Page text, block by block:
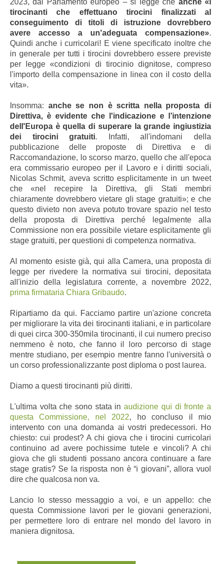
tirocinanti che effettuano tirocini finalizzati al
conseguimento di titoli di istruzione dovrebbero
avere accesso a un'adeguata compensazione».
Quindi anche i curricolari! E viene specificato inoltre che
in generale per tutti i tirocini dovrebbero essere previste
per legge «condizioni di tirocinio dignitose, compreso
l'importo della compensazione in linea con il costo della
vita».
Insomma: anche se non è scritta nella proposta di
Direttiva, è evidente che l'indicazione e l’intenzione
dell'Europa è quella di superare la grande ingiustizia
dei tirocini gratuiti. Infatti, all'indomani della
pubblicazione delle proposte di Direttiva e di
Raccomandazione, lo scorso marzo, quello che all'epoca
era commissario europeo per il Lavoro e i diritti sociali,
Nicolas Schmit, aveva scritto esplicitamente in un tweet
che «nel recepire la Direttiva, gli Stati membri
chiaramente dovrebbero vietare gli stage gratuiti»; e che
questo divieto non aveva potuto trovare spazio nel testo
della proposta di Direttiva perché legalmente alla
Commissione non era possibile vietare esplicitamente gli
stage gratuiti, per questioni di competenza normativa.
Al momento esiste già, qui alla Camera, una proposta di
legge per rivedere la normativa sui tirocini, depositata
all'inizio della legislatura corrente, a novembre 2022,
prima firmataria Chiara Gribaudo.
Ripartiamo da qui. Facciamo partire un'azione concreta
per migliorare la vita dei tirocinanti italiani, e in particolare
di quei circa 300-350mila tirocinanti, il cui numero preciso
nemmeno è noto, che fanno il loro percorso di stage
mentre studiano, per esempio mentre fanno l'università o
un corso professionalizzante post diploma o post laurea.
Diamo a questi tirocinanti più diritti.
L'ultima volta che sono stata inaudizione qui di fronte a
questa Commissione, nel 2022, ho concluso il mio
intervento con una domanda ai vostri predecessori. Ho
chiesto: cui prodest? A chi giova che i tirocini curricolari
continuino ad avere pochissime tutele e vincoli? A chi
giova che gli studenti possano ancora continuare a fare
stage gratis? Se la risposta non è “i giovani”, allora vuol
dire che qualcosa non va.
Lancio lo stesso messaggio a voi, e un appello: che
questa Commissione lavori per le giovani generazioni,
per permettere loro di entrare nel mondo del lavoro in
maniera dignitosa.